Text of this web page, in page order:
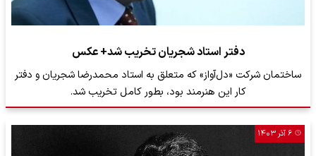
دفتر استاد شجریان تخریب شد+ عکس
ساختمان شرکت «دل‌آواز» که متعلق به استاد محمدرضا شجریان و دفتر
کار این هنرمند بود، بطور کامل تخریب شد.
۶ آذر ۱۴۰۳